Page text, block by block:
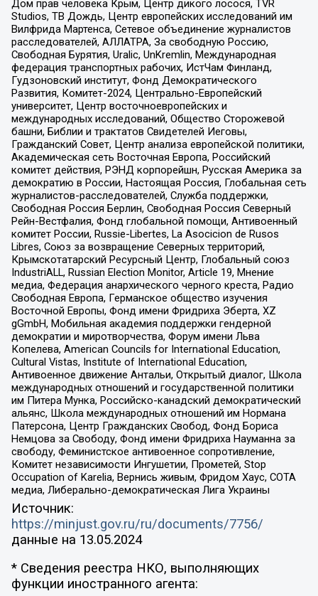
Дом прав человека Крым, Центр дикого лосося, TVR
Studios, ТВ Дождь, Центр европейских исследований им
Вилфрида Мартенса, Сетевое объединение журналистов
расследователей, АЛЛАТРА, За свободную Россию,
Свободная Бурятия, Uralic, UnKremlin, Международная
федерация транспортных рабочих, ИстЧам Финланд,
Гудзоновский институт, Фонд Демократического
Развития, Комитет-2024, Центрально-Европейский
университет, Центр восточноевропейских и
международных исследований, Общество Сторожевой
башни, Библии и трактатов Свидетелей Иеговы,
Гражданский Совет, Центр анализа европейской политики,
Академическая сеть Восточная Европа, Российский
комитет действия, РЭНД корпорейшн, Русская Америка за
демократию в России, Настоящая Россия, Глобальная сеть
журналистов-расследователей, Служба поддержки,
Свободная Россия Берлин, Свободная Россия Северный
Рейн-Вестфалия, Фонд глобальной помощи, Антивоенный
комитет России, Russie-Libertes, La Asocicion de Rusos
Libres, Союз за возвращение Северных территорий,
Крымскотатарский Ресурсный Центр, Глобальный союз
IndustriALL, Russian Election Monitor, Article 19, Мнение
медиа, Федерация анархического черного креста, Радио
Свободная Европа, Германское общество изучения
Восточной Европы, Фонд имени Фридриха Эберта, XZ
gGmbH, Мобильная академия поддержки гендерной
демократии и миротворчества, Форум имени Льва
Копелева, American Councils for International Education,
Cultural Vistas, Institute of International Education,
Антивоенное движение Антальи, Открытый диалог, Школа
международных отношений и государственной политики
им Питера Мунка, Российско-канадский демократический
альянс, Школа международных отношений им Нормана
Патерсона, Центр Гражданских Свобод, Фонд Бориса
Немцова за Свободу, Фонд имени Фридриха Науманна за
свободу, Феминистское антивоенное сопротивление,
Комитет независимости Ингушетии, Прометей, Stop
Occupation of Karelia, Вернись живым, Фридом Хаус, СОТА
медиа, Либерально-демократическая Лига Украины
Источник:
https://minjust.gov.ru/ru/documents/7756/
данные на 13.05.2024
* Сведения реестра НКО, выполняющих
функции иностранного агента: